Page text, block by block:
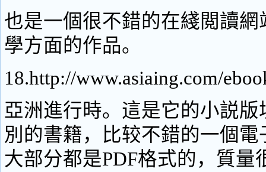
也是一個很不錯的在綫閲讀
學方面的作品。
18.http://www.asiaing.com/
亞洲進行時。這是它的小説
別的書籍，比较不錯的一個
大部分都是PDF格式的，質量